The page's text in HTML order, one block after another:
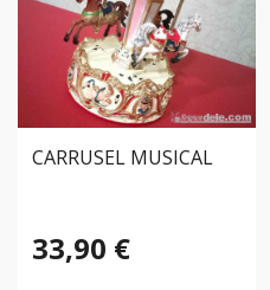
CARRUSEL MUSICAL
33,90 €